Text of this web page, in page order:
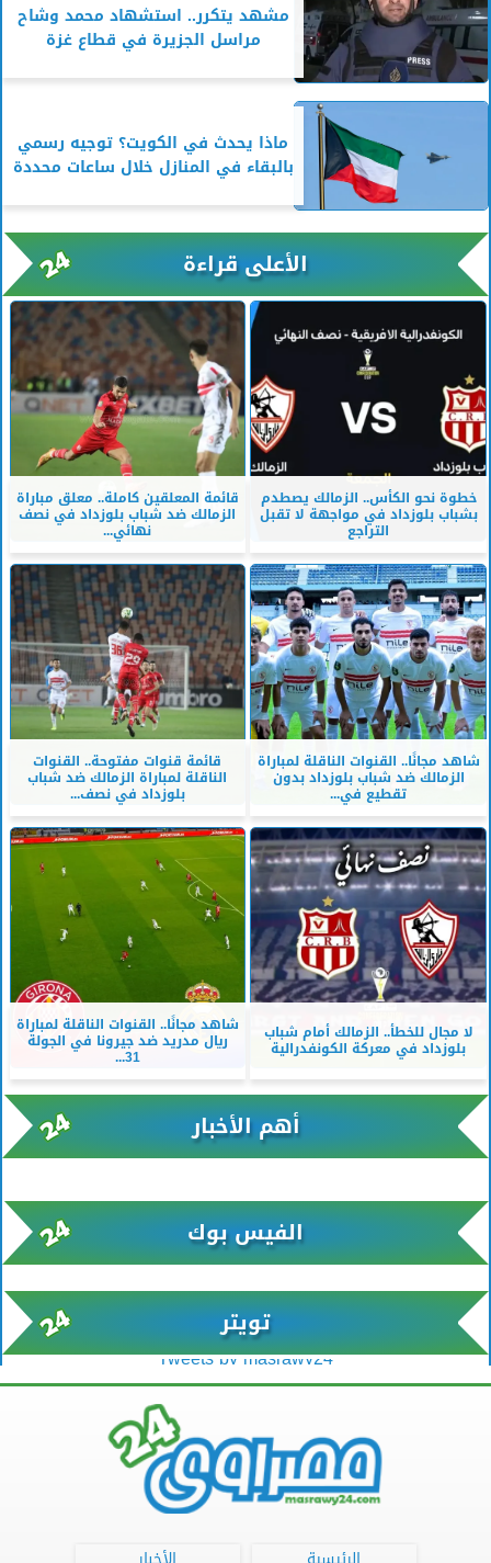
مشهد يتكرر.. استشهاد محمد وشاح
مراسل الجزيرة في قطاع غزة
ماذا يحدث في الكويت؟ توجيه رسمي
بالبقاء في المنازل خلال ساعات محددة
الأعلى قراءة
خطوة نحو الكأس.. الزمالك يصطدم
بشباب بلوزداد في مواجهة لا تقبل
التراجع
قائمة المعلقين كاملة.. معلق مباراة
الزمالك ضد شباب بلوزداد في نصف
نهائي...
شاهد مجانًا.. القنوات الناقلة لمباراة
الزمالك ضد شباب بلوزداد بدون
تقطيع في...
قائمة قنوات مفتوحة.. القنوات
الناقلة لمباراة الزمالك ضد شباب
بلوزداد في نصف...
لا مجال للخطأ.. الزمالك أمام شباب
بلوزداد في معركة الكونفدرالية
شاهد مجانًا.. القنوات الناقلة لمباراة
ريال مدريد ضد جيرونا في الجولة
31...
أهم الأخبار
الفيس بوك
تويتر
Tweets by masrawy24